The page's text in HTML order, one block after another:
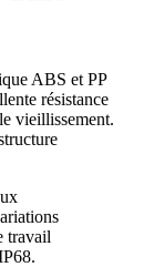
ABS et PP
résistance
vieillissement.
travail